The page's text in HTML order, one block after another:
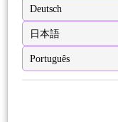
Deutsch
日本語
Português